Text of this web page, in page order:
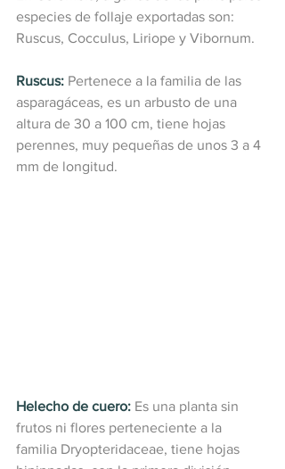
especies de follaje exportadas son:
Ruscus, Cocculus, Liriope y Vibornum.
Ruscus: Pertenece a la familia de las
asparagáceas, es un arbusto de una
altura de 30 a 100 cm, tiene hojas
perennes, muy pequeñas de unos 3 a 4
mm de longitud.
Helecho de cuero: Es una planta sin
frutos ni flores perteneciente a la
familia Dryopteridaceae, tiene hojas